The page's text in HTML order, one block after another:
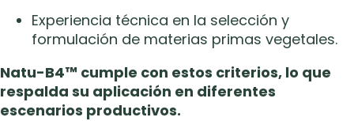
Experiencia técnica en la selección y
formulación de materias primas vegetales.
Natu-B4™ cumple con estos criterios, lo que
respalda su aplicación en diferentes
escenarios productivos.